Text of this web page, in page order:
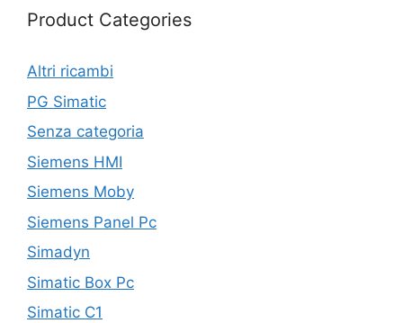
Product Categories
Altri ricambi
PG Simatic
Senza categoria
Siemens HMI
Siemens Moby
Siemens Panel Pc
Simadyn
Simatic Box Pc
Simatic C1